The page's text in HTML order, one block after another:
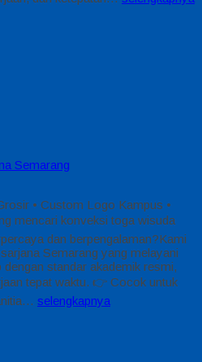
Semarang
• Custom Logo Kampus •
mencari konveksi toga wisuda
dan berpengalaman?Kami
Semarang yang melayani
standar akademik resmi,
tepat waktu. 👉 Cocok untuk
selengkapnya